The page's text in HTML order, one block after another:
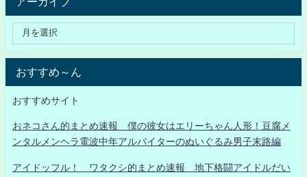
おすすめ～ん
おすすめサイト
おネコさん的まとめ速報 僕の彼女はエリーちゃん人形！豆腐メ
ンタルメンヘラ電波中年アルバイターのぬいぐるみ男子末路編
アイドッフル！ ワタクシ的まとめ速報 地下格闘アイドルだい